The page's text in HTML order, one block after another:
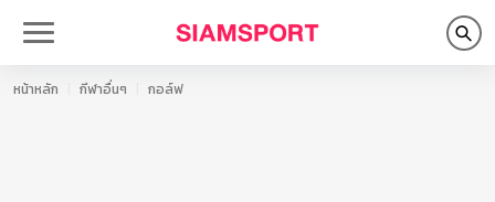
หน้าหลัก กีฬาอื่นๆ กอล์ฟ